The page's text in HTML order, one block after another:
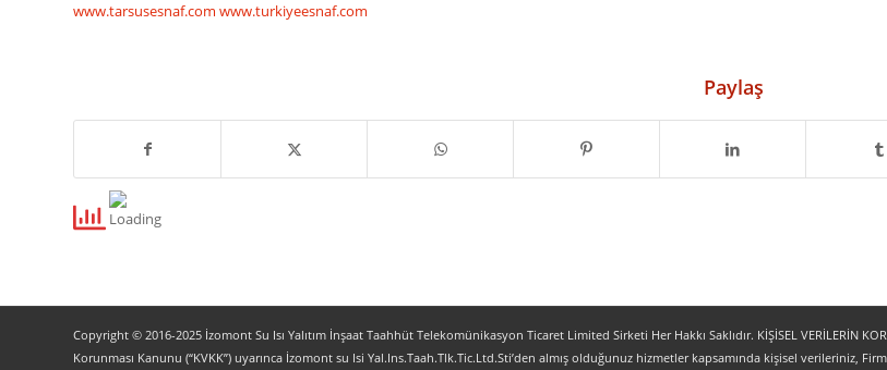
www.tarsusesnaf.com www.turkiyeesnaf.com
Paylaş
Copyright © 2016-2025 İzomont Su Isı Yalıtım İnşaat Taahhüt Telekomünikasyon Ticaret Limited Sirketi Her Hakkı Saklıdır. KİŞİSEL VERİLERİN
Korunması Kanunu (“KVKK”) uyarınca İzomont su Isi Yal.Ins.Taah.Tlk.Tic.Ltd.Sti’den almış olduğunuz hizmetler kapsamında kişisel verileriniz,